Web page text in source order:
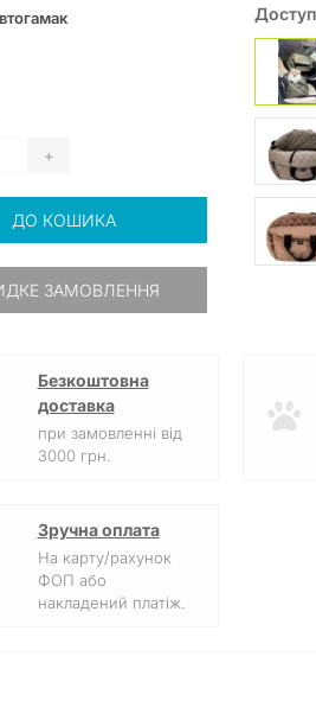
+
ДО КОШИКА
ЗАМОВЛЕННЯ
Безкоштовна
доставка
при замовленні від
3000 грн.
Зручна оплата
На карту/рахунок
ФОП або
накладений платіж.